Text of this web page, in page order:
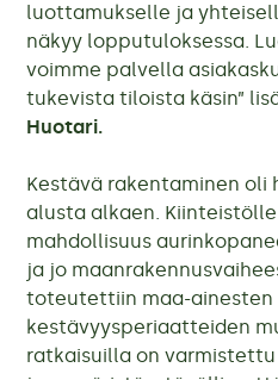
luottamukselle ja
näkyy lopputuloksessa.
voimme palvella
tukevista tiloista käsin”
Huotari.
Kestävä rakentaminen oli
alusta alkaen.
mahdollisuus
ja jo
toteutettiin maa-ainesten
kestävyysperiaatteiden
ratkaisuilla on